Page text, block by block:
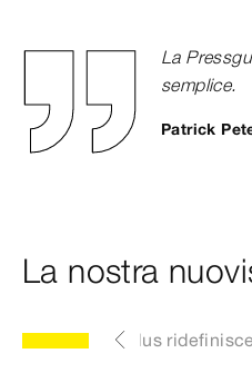
La
semplice.
Patrick
La nostra
Pressgun 6 Plus